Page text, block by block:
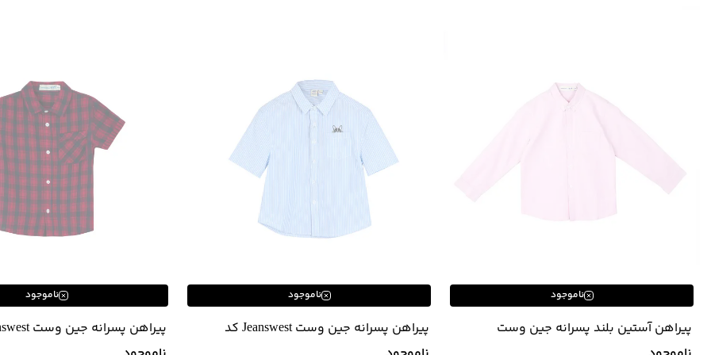
ناموجود
پیراهن آستین بلند پسرانه جین وست
Jeanswest کد 01531996
ناموجود
پیراهن پسرانه جین وست Jeanswest کد
02533542
ناموجود
02533991